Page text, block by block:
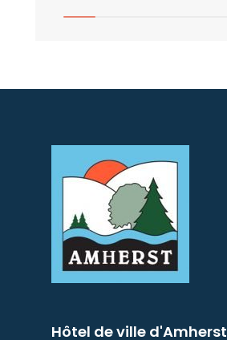
Hôtel de ville d'Amherst